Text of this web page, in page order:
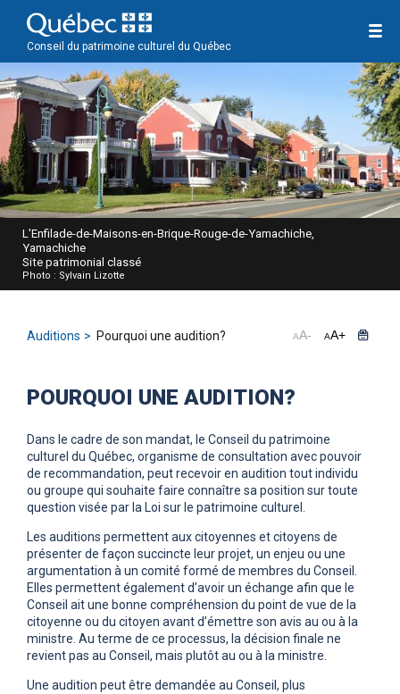
Conseil du patrimoine culturel du Québec
L'Enfilade-de-Maisons-en-Brique-Rouge-de-Yamachiche,
Yamachiche
Site patrimonial classé
Photo : Sylvain Lizotte
Auditions Pourquoi une audition? AA- AA+
POURQUOI UNE AUDITION?
Dans le cadre de son mandat, le Conseil du patrimoine
culturel du Québec, organisme de consultation avec pouvoir
de recommandation, peut recevoir en audition tout individu
ou groupe qui souhaite faire connaître sa position sur toute
question visée par la Loi sur le patrimoine culturel.
Les auditions permettent aux citoyennes et citoyens de
présenter de façon succincte leur projet, un enjeu ou une
argumentation à un comité formé de membres du Conseil.
Elles permettent également d’avoir un échange afin que le
Conseil ait une bonne compréhension du point de vue de la
citoyenne ou du citoyen avant d’émettre son avis au ou à la
ministre. Au terme de ce processus, la décision finale ne
revient pas au Conseil, mais plutôt au ou à la ministre.
Une audition peut être demandée au Conseil, plus